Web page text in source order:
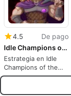
4.5
De pago
Idle Champions of the Forgotten Realms
Estrategia en Idle
Champions of the
Forgotten Realms